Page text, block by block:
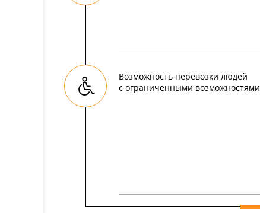
Возможность перевозки людей
с ограниченными возможностями